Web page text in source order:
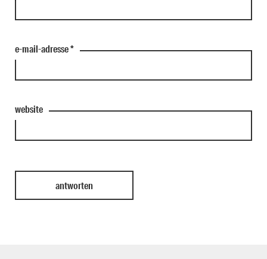
e-mail-adresse*
website